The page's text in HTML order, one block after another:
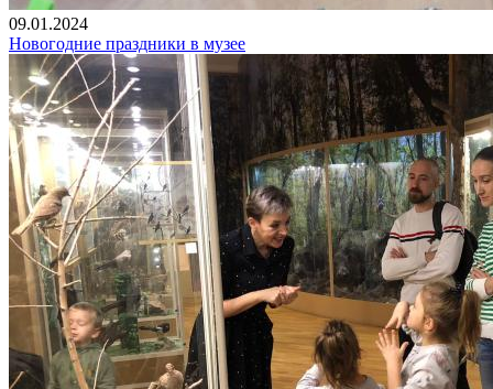
09.01.2024
Новогодние праздники в музее